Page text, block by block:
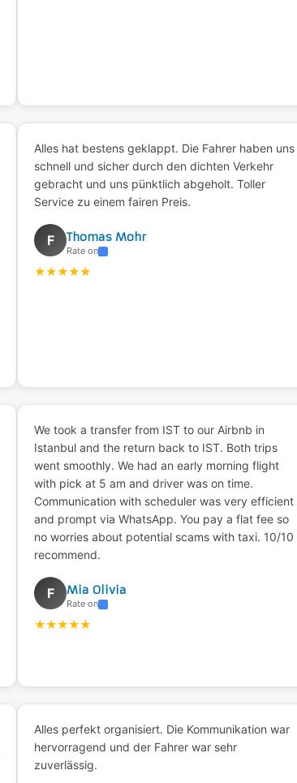
Alles hat bestens geklappt. Die Fahrer haben uns
schnell und sicher durch den dichten Verkehr
gebracht und uns pünktlich abgeholt. Toller
Service zu einem fairen Preis.
F Thomas Mohr
Rate on
★★★★★
We took a transfer from IST to our Airbnb in
Istanbul and the return back to IST. Both trips
went smoothly. We had an early morning flight
with pick at 5 am and driver was on time.
Communication with scheduler was very efficient
and prompt via WhatsApp. You pay a flat fee so
no worries about potential scams with taxi. 10/10
recommend.
F Mia Olivia
Rate on
★★★★★
Alles perfekt organisiert. Die Kommunikation war
hervorragend und der Fahrer war sehr
zuverlässig.